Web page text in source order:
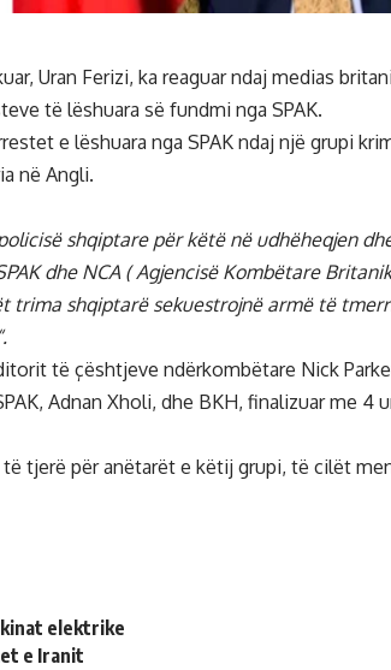
Uran Ferizi, ka reaguar ndaj medias
të lëshuara së fundmi nga SPAK.
e lëshuara nga SPAK ndaj një grupi
në Angli.
shqiptare për këtë në udhëheqjen
dhe NCA ( Agjencisë Kombëtare
trima shqiptarë sekuestrojnë armë të
të çështjeve ndërkombëtare Nick
Adnan Xholi, dhe BKH, finalizuar me 4
tjerë për anëtarët e këtij grupi, të cilët
elektrike
e Iranit